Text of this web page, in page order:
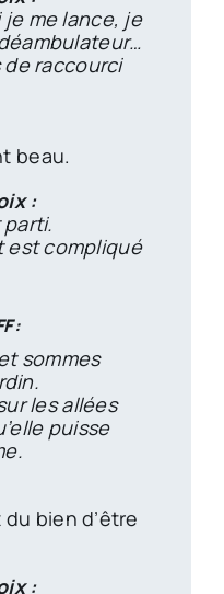
me lance, je
de raccourci
beau.
:
parti.
compliqué
:
sommes
les allées
puisse
bien d’être
: